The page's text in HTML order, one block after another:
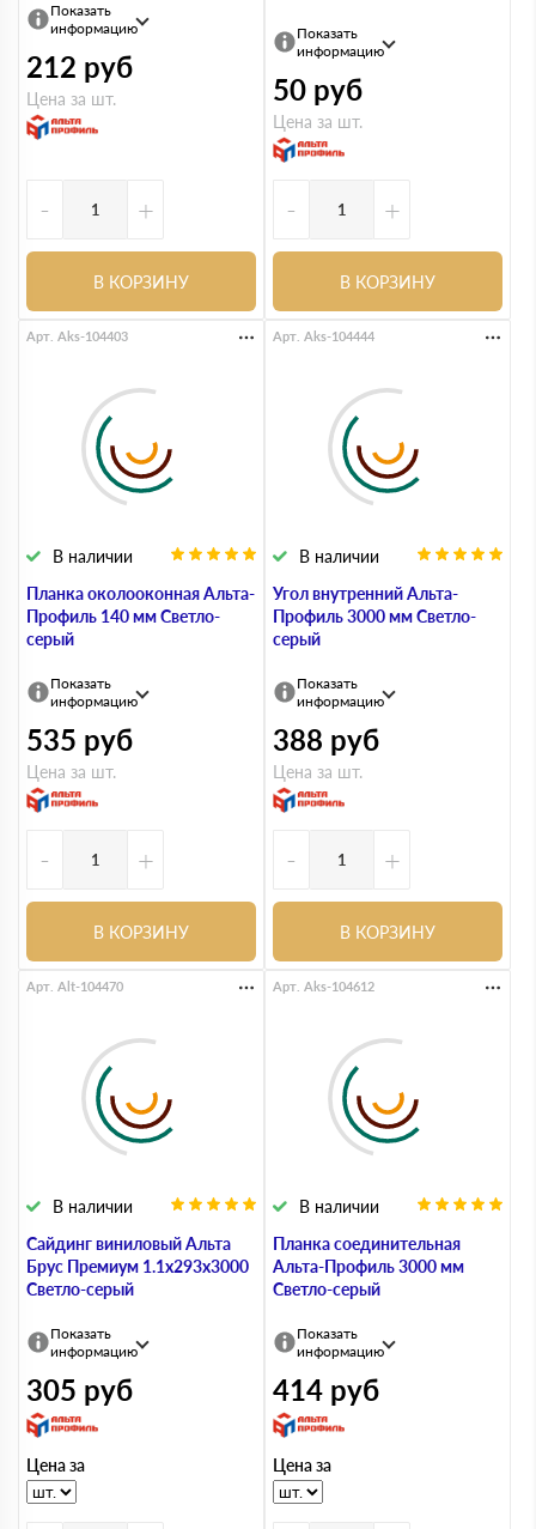
Показать
информацию
212 руб
Цена за шт.
- +
В КОРЗИНУ
Показать
информацию
50 руб
Цена за шт.
- +
В КОРЗИНУ
Планка околооконная Альта-
Профиль 140 мм Светло-
серый
В наличии
Арт. Aks-104403
Показать
информацию
535 руб
Цена за шт.
- +
В КОРЗИНУ
Угол внутренний Альта-
Профиль 3000 мм Светло-
серый
В наличии
Арт. Aks-104444
Показать
информацию
388 руб
Цена за шт.
- +
В КОРЗИНУ
Сайдинг виниловый Альта
Брус Премиум 1.1х293х3000
Светло-серый
В наличии
Арт. Alt-104470
Показать
информацию
305 руб
Цена за
Планка соединительная
Альта-Профиль 3000 мм
Светло-серый
В наличии
Арт. Aks-104612
Показать
информацию
414 руб
Цена за